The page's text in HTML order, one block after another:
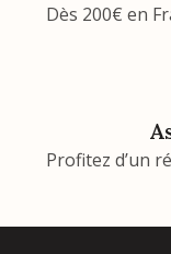
Dès 200€ en
Profitez d’un